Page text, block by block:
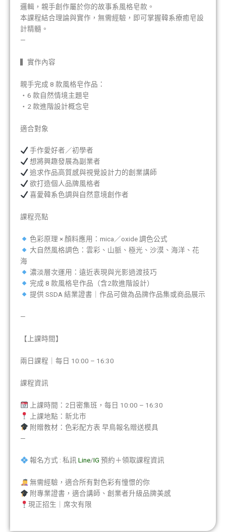
邏輯，親手創作屬於你的故事系風格皂款。
本課程結合理論與實作，無需經驗，即可掌握韓系療癒皂設
計精髓。
—
▍實作內容
親手完成 8 款風格皂作品：
・6 款自然情境主題皂
・2 款進階設計概念皂
適合對象
手作愛好者／初學者
想將興趣發展為副業者
追求作品高質感與視覺設計力的創業講師
欲打造個人品牌風格者
喜愛韓系色調與自然意境創作者
課程亮點
色彩原理 × 顏料應用：mica／oxide 調色公式
大自然風格調色：雲彩、山脈、極光、沙漠、海洋、花
海
濃淡層次運用：遠近表現與光影過渡技巧
完成 8 款風格皂作品（含2款進階設計）
提供 SSDA 結業證書｜作品可做為品牌作品集或商品展示
—
【上課時間】
兩日課程｜每日 10:00 – 16:30
課程資訊
上課時間：2日密集班，每日 10:00 – 16:30
上課地點：新北市
附贈教材：色彩配方表 早鳥報名贈送模具
—
報名方式 : 私訊 Line/IG 預約＋領取課程資訊
無需經驗，適合所有對色彩有憧憬的你
附專業證書，適合講師、創業者升級品牌美感
現正招生｜席次有限